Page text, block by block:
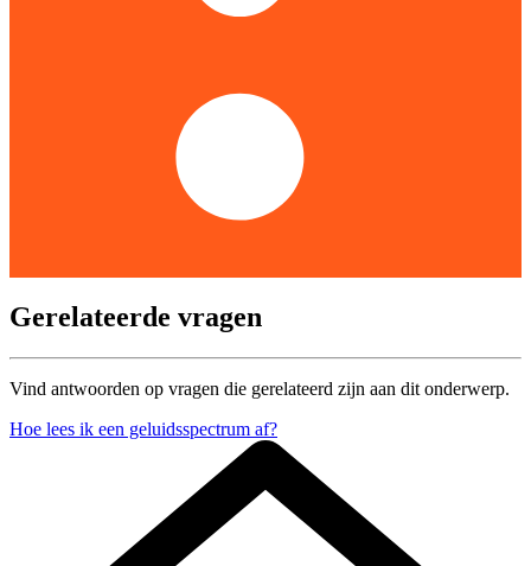
Gerelateerde vragen
Vind antwoorden op vragen die gerelateerd zijn aan dit onderwerp.
Hoe lees ik een geluidsspectrum af?